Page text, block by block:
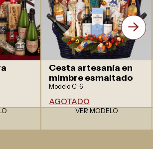
Cesta artesanía en
mimbre esmaltado
Modelo C-6
AGOTADO
VER MODELO